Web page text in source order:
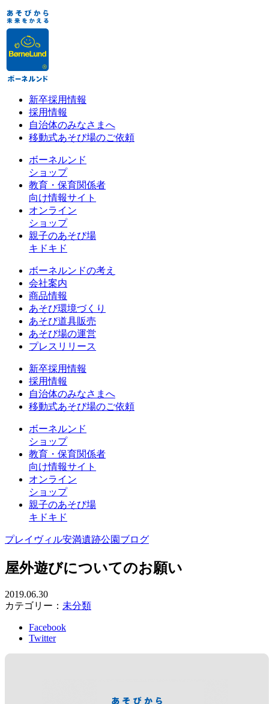
新卒採用情報
採用情報
自治体のみなさまへ
移動式あそび場のご依頼
ボーネルンド
ショップ
教育・保育関係者
向け情報サイト
オンライン
ショップ
親子のあそび場
キドキド
ボーネルンドの考え
会社案内
商品情報
あそび環境づくり
あそび道具販売
あそび場の運営
プレスリリース
新卒採用情報
採用情報
自治体のみなさまへ
移動式あそび場のご依頼
ボーネルンド
ショップ
教育・保育関係者
向け情報サイト
オンライン
ショップ
親子のあそび場
キドキド
プレイヴィル安満遺跡公園ブログ
屋外遊びについてのお願い
2019.06.30
カテゴリー： 未分類
Facebook
Twitter